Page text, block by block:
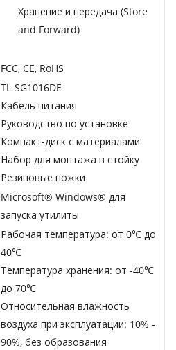
Хранение и передача (Store
and Forward)
FCC, CE, RoHS
TL-SG1016DE
Кабель питания
Руководство по установке
Компакт-диск с материалами
Набор для монтажа в стойку
Резиновые ножки
Microsoft® Windows® для
запуска утилиты
Рабочая температура: от 0℃ до
40℃
Температура хранения: от -40℃
до 70℃
Относительная влажность
воздуха при эксплуатации: 10% -
90%, без образования